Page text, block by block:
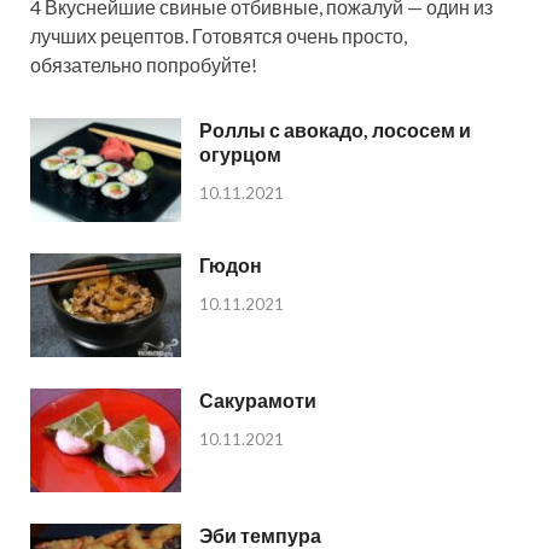
4 Вкуснейшие свиные отбивные, пожалуй — один из
лучших рецептов. Готовятся очень просто,
обязательно попробуйте!
Роллы с авокадо, лососем и
огурцом
10.11.2021
Гюдон
10.11.2021
Сакурамоти
10.11.2021
Эби темпура